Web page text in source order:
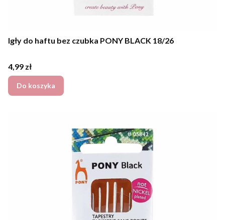
Igły do haftu bez czubka PONY BLACK 18/26
Cena
4,99 zł
Do koszyka